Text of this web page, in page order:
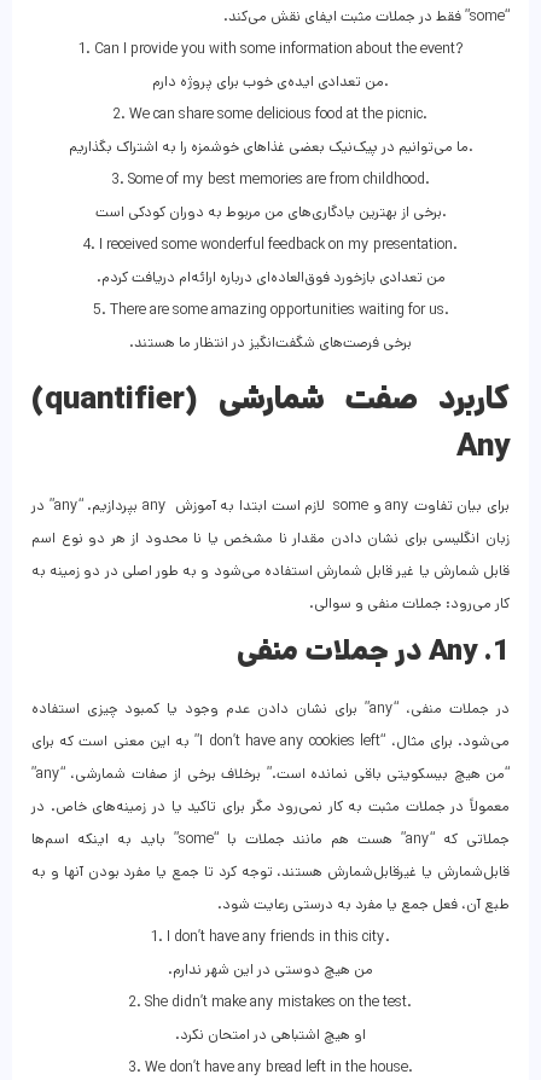
“some” فقط در جملات مثبت ایفای نقش می‌کند.
1. Can I provide you with some information about the event?
من تعدادی ایده‌‌ی خوب برای پروژه دارم.
2. We can share some delicious food at the picnic.
ما می‌توانیم در پیک‌نیک بعضی غذاهای خوشمزه را به اشتراک بگذاریم.
3. Some of my best memories are from childhood.
برخی از بهترین یادگاری‌های من مربوط به دوران کودکی است.
4. I received some wonderful feedback on my presentation.
.من تعدادی بازخورد فوق‌العاده‌ای درباره ارائه‌ام دریافت کردم
5. There are some amazing opportunities waiting for us.
.برخی فرصت‌های شگفت‌انگیز در انتظار ما هستند
کاربرد صفت شمارشی (quantifier)
Any
برای بیان تفاوت any و some لازم است ابتدا به آموزش any بپردازیم. “any” در
زبان انگلیسی برای نشان دادن مقدار نا مشخص یا نا محدود از هر دو نوع اسم
قابل‌ شمارش یا غیر قابل‌ شمارش استفاده می‌شود و به طور اصلی در دو زمینه به
کار می‌رود: جملات منفی و سوالی.
1. Any در جملات منفی
در جملات منفی، “any” برای نشان دادن عدم وجود یا کمبود چیزی استفاده
می‌شود. برای مثال، “I don’t have any cookies left” به این معنی است که برای
“من هیچ بیسکویتی باقی نمانده است.” برخلاف برخی از صفات شمارشی، “any”
معمولاً در جملات مثبت به کار نمی‌رود مگر برای تاکید یا در زمینه‌های خاص. در
جملاتی که “any” هست هم مانند جملات با “some” باید به اینکه اسم‌ها
قابل‌شمارش یا غیرقابل‌شمارش هستند، توجه کرد تا جمع یا مفرد بودن آنها و به
طبع آن، فعل جمع یا مفرد به درستی رعایت شود.
1. I don’t have any friends in this city.
.من هیچ دوستی در این شهر ندارم
2. She didn’t make any mistakes on the test.
.او هیچ اشتباهی در امتحان نکرد
3. We don’t have any bread left in the house.